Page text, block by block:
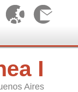
I
Aires